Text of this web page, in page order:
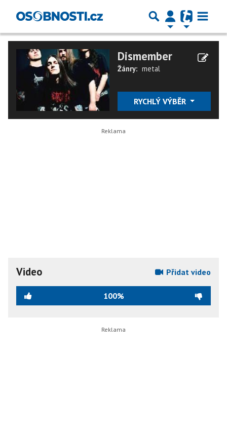
Dismember
Žánry: metal
RYCHLÝ VÝBĚR
Video Přidat video
100%